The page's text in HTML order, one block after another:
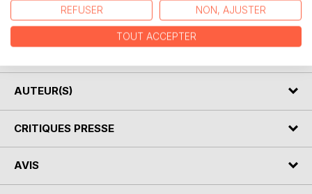
voleur de Jersey a-t-il échappé à la potence pendant les
guerres napoléoniennes ? Autant de récits vivants illustrant
les liens indéfectibles qui unissent la Normandie et la
Grande-Bretagne depuis près de mille ans.
AUTEUR(S)
CRITIQUES PRESSE
AVIS
REFUSER NON, AJUSTER
TOUT ACCEPTER